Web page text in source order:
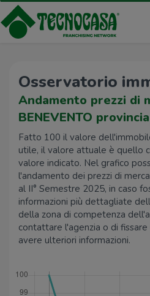
Osservatorio
Andamento prezzi di
BENEVENTO provincia
Fatto 100 il valore
utile, il valore attuale è quello
valore indicato. Nel grafico
l'andamento dei prezzi di
al II° Semestre 2025, in caso
informazioni più dettagliate
della zona di competenza
contattare l'agenzia o di
avere ulteriori informazioni.